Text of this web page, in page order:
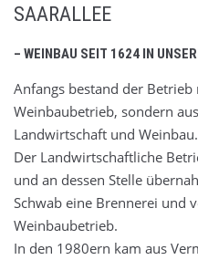
SAARALLEE
– WEINBAU SEIT 1624 IN
Anfangs bestand der
Weinbaubetrieb, sondern
Landwirtschaft und Weinbau.
Der Landwirtschaftliche
und an dessen Stelle
Schwab eine Brennerei und
Weinbaubetrieb.
In den 1980ern kam aus